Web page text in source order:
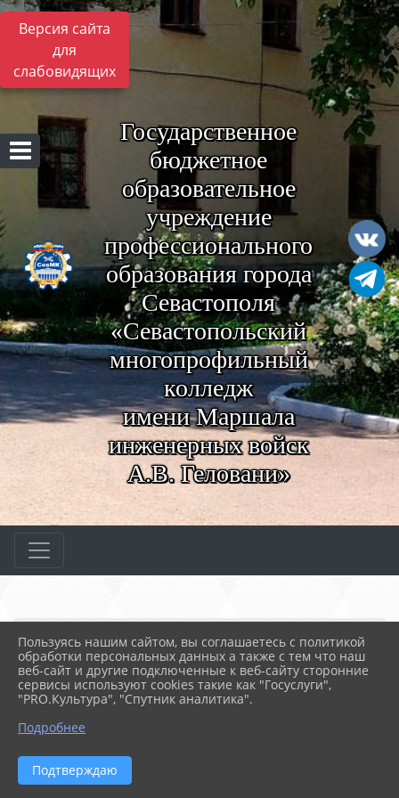
Версия сайта
для
слабовидящих
Государственное
бюджетное
образовательное
учреждение
профессионального
образования города
Севастополя
«Севастопольский
многопрофильный
колледж
имени Маршала
инженерных войск
А.В. Геловани»
Главная МЕРОПРИЯТИЯ
Новости
Творческий конкурс «Пе...
16.04.2022 10:11
ТВОРЧЕСКИЙ КОНКУРС «ПЕТРУ I -
Пользуясь нашим сайтом, вы соглашаетесь с политикой
обработки персональных данных а также с тем что наш
веб-сайт и другие подключенные к веб-сайту сторонние
сервисы используют cookies такие как "Госуслуги",
"PRO.Культура", "Спутник аналитика".
Подробнее
Подтверждаю